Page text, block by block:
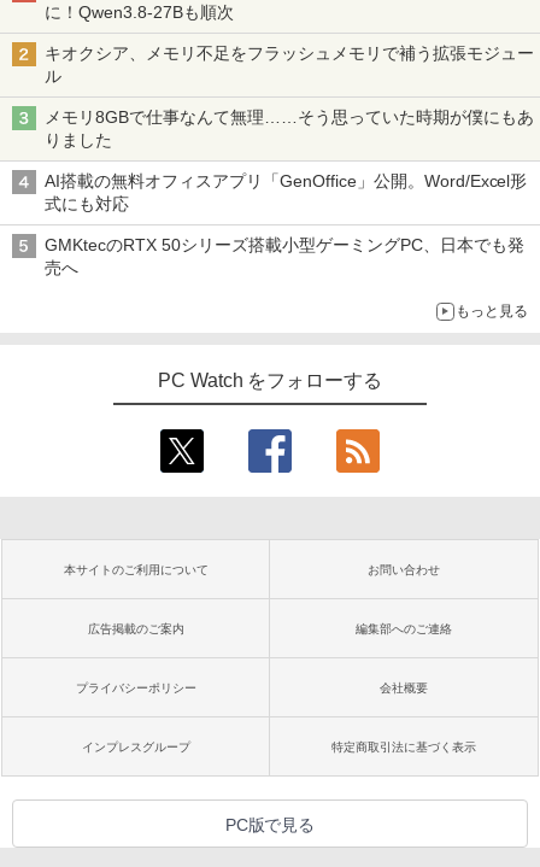
に！Qwen3.8-27Bも順次
キオクシア、メモリ不足をフラッシュメモリで補う拡張モジュー
ル
メモリ8GBで仕事なんて無理……そう思っていた時期が僕にもあ
りました
AI搭載の無料オフィスアプリ「GenOffice」公開。Word/Excel形
式にも対応
GMKtecのRTX 50シリーズ搭載小型ゲーミングPC、日本でも発
売へ
もっと見る
PC Watch をフォローする
本サイトのご利用について お問い合わせ
広告掲載のご案内 編集部へのご連絡
プライバシーポリシー 会社概要
インプレスグループ 特定商取引法に基づく表示
PC版で見る